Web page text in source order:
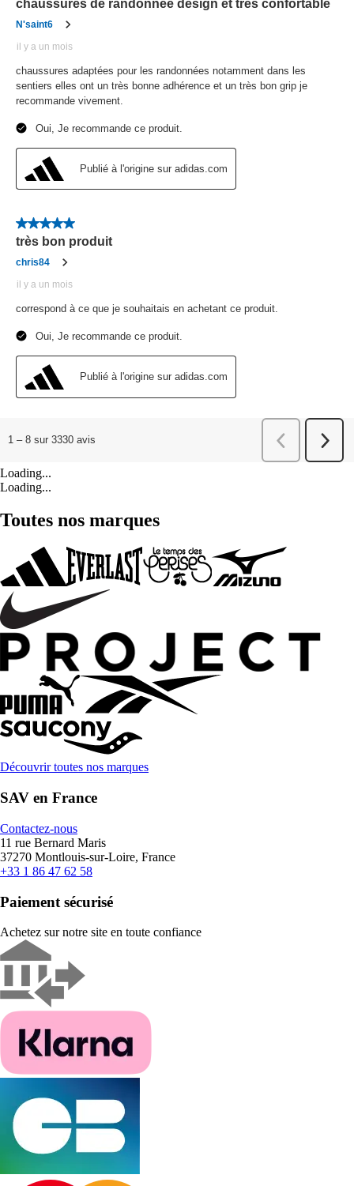
Loading...
Loading...
Toutes nos marques
Découvrir toutes nos marques
SAV en France
Contactez-nous
11 rue Bernard Maris
37270 Montlouis-sur-Loire, France
+33 1 86 47 62 58
Paiement sécurisé
Achetez sur notre site en toute confiance